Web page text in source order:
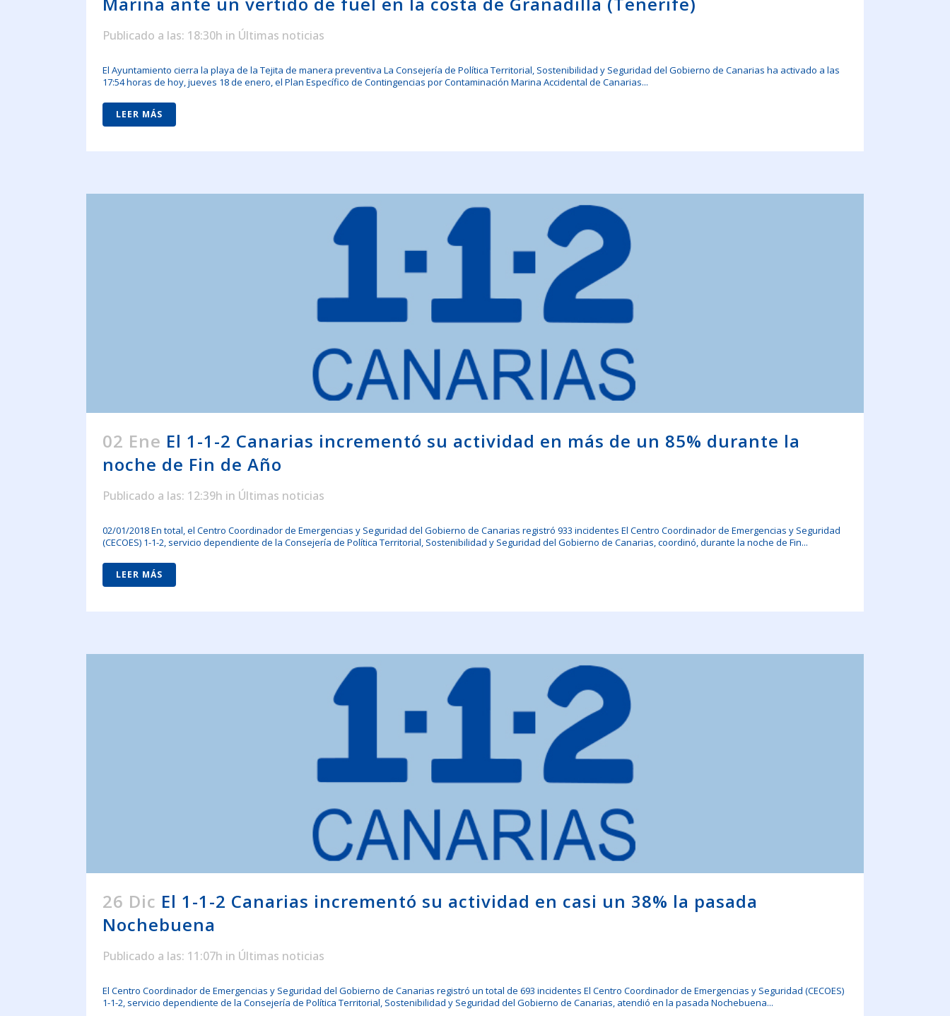
Publicado a las: 18:30h in Últimas noticias
El Ayuntamiento cierra la playa de la Tejita de manera preventiva La Consejería de Política Territorial, Sostenibilidad y Seguridad del Gobierno de Canarias ha activado a las
17:54 horas de hoy, jueves 18 de enero, el Plan Específico de Contingencias por Contaminación Marina Accidental de Canarias...
LEER MÁS
02 Ene El 1-1-2 Canarias incrementó su actividad en más de un 85% durante la
noche de Fin de Año
Publicado a las: 12:39h in Últimas noticias
02/01/2018 En total, el Centro Coordinador de Emergencias y Seguridad del Gobierno de Canarias registró 933 incidentes El Centro Coordinador de Emergencias y Seguridad
(CECOES) 1-1-2, servicio dependiente de la Consejería de Política Territorial, Sostenibilidad y Seguridad del Gobierno de Canarias, coordinó, durante la noche de Fin...
LEER MÁS
26 Dic El 1-1-2 Canarias incrementó su actividad en casi un 38% la pasada
Nochebuena
Publicado a las: 11:07h in Últimas noticias
El Centro Coordinador de Emergencias y Seguridad del Gobierno de Canarias registró un total de 693 incidentes El Centro Coordinador de Emergencias y Seguridad (CECOES)
1-1-2, servicio dependiente de la Consejería de Política Territorial, Sostenibilidad y Seguridad del Gobierno de Canarias, atendió en la pasada Nochebuena...